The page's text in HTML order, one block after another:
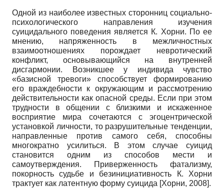
Одной из наиболее известных сторонниц социально-
психологического направления изучения
суицидального поведения является К. Хорни. По ее
мнению, напряженность в межличностных
взаимоотношениях порождает невротический
конфликт, основывающийся на внутренней
дисгармонии. Возникшее у индивида чувство
«базисной тревоги» способствует формированию
его враждебности к окружающим и рассмотрению
действительности как опасной среды. Если при этом
трудности в общении с близкими и искаженное
восприятие мира сочетаются с эгоцентрической
установкой личности, то разрушительные тенденции,
направленные против самого себя, способны
многократно усилиться. В этом случае суицид
становится одним из способов мести и
самоутверждения. Приверженность фатализму,
покорность судьбе и безинициативность К. Хорни
трактует как латентную форму суицида [Хорни, 2008].